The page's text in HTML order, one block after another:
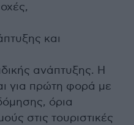
και
ανάπτυξης. Η
για πρώτη φορά με
όρια
στις τουριστικές